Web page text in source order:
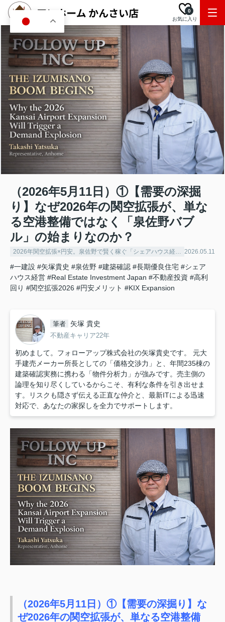
お気に入り
0
（2026年5月11日）①【需要の深掘
り】なぜ2026年の関空拡張が、単な
る空港整備ではなく「泉佐野バブ
ル」の始まりなのか？
2026.05.11
#一建設 #矢塚貴史 #泉佐野 #建築確認 #長期優良住宅 #シェア
ハウス経営 #Real Estate Investment Japan #不動産投資 #高利
回り #関空拡張2026 #円安メリット #KIX Expansion
筆者 矢塚 貴史
不動産キャリア22年
初めまして。フォローアップ株式会社の矢塚貴史です。 元大
手建売メーカー所長としての「価格交渉力」と、年間235棟の
建築確認実務に携わる「物件分析力」が強みです。売主側の
論理を知り尽くしているからこそ、有利な条件を引き出せま
す。リスクも隠さず伝える正直な仲介と、最新ITによる迅速
対応で、あなたの家探しを全力でサポートします。
（2026年5月11日）①【需要の深掘り】な
ぜ2026年の関空拡張が、単なる空港整備